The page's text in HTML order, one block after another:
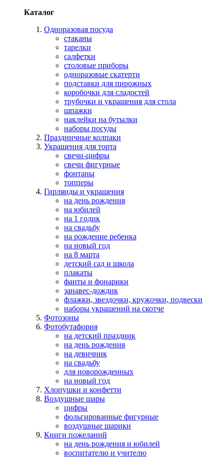
Каталог
Одноразовая посуда
стаканы
тарелки
салфетки
столовые приборы
одноразовые скатерти
подставки для пирожных
коробочки для сладостей
трубочки и украшения для стола
шпажки
наклейки на бутылки
наборы посуды
Праздничные колпаки
Украшения для торта
свечи-цифры
свечи фигурные
фонтаны
топперы
Гирлянды и украшения
на день рождения
на юбилей
на 1 годик
на свадьбу
на рождение ребенка
на новый год
на 8 марта
детский сад и школа
плакаты
фанты и фонарики
занавес-дождик
флажки, звездочки, кружочки, подвески
наборы украшений на скотче
Фотозоны
Фотобутафория
на детский праздник
на день рождения
на девичник
на свадьбу
для новорожденных
на новый год
Хлопушки и конфетти
Воздушные шары
цифры
фольгированные фигурные
воздушные шарики
Книги пожеланий
на день рождения и юбилей
воспитателю и учителю